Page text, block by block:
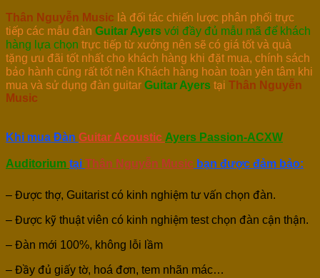
Thân Nguyễn Music là đối tác chiến lược phân phối trực
tiếp các mẫu đàn Guitar Ayers với đầy đủ mẫu mã để khách
hàng lựa chọn trực tiếp từ xưởng nên sẽ có giá tốt và quà
tặng ưu đãi tốt nhất cho khách hàng khi đặt mua, chính sách
bảo hành cũng rất tốt nên Khách hàng hoàn toàn yên tâm khi
mua và sử dụng đàn guitar Guitar Ayers tại Thân Nguyễn
Music
Khi mua Đàn Guitar Acoustic Ayers Passion-ACXW
Auditorium tại Thân Nguyễn Music bạn được đảm bảo:
– Được thợ, Guitarist có kinh nghiệm tư vấn chọn đàn.
– Được kỹ thuật viên có kinh nghiệm test chọn đàn cận thận.
– Đàn mới 100%, không lỗi lầm
– Đầy đủ giấy tờ, hoá đơn, tem nhãn mác…